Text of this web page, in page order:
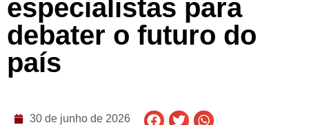
especialistas para
debater o futuro do
país
30 de junho de 2026